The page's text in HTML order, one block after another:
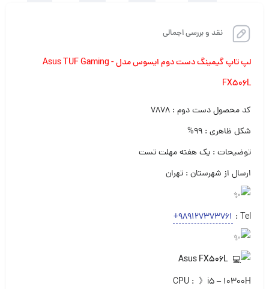
نقد و بررسی اجمالی
لپ تاپ گیمینگ دست دوم ایسوس مدل Asus TUF Gaming -
FX506L
کد محصول دست دوم : ۷۸۷۸
شکل ظاهری : ۹۹%
توضیحات : یک هفته مهلت تست
ارسال از شهرستان : تهران
Tel :
+989127373761
CPU : 》i5 – 10300H